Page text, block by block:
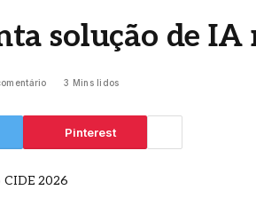
solução de IA
3 Mins lidos
Pinterest